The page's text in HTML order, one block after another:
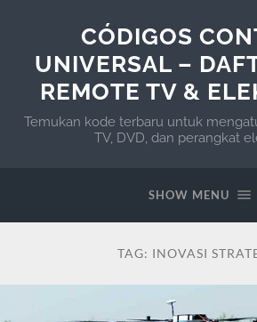
CÓDIGOS
UNIVERSAL –
REMOTE TV &
Temukan kode terbaru untuk
TV, DVD, dan perangkat
SHOW MENU
TAG: INOVASI